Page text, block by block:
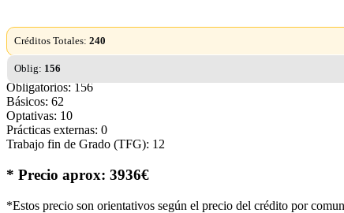
Créditos Totales: 240
Oblig: 156
Obligatorios: 156
Básicos: 62
Optativas: 10
Prácticas externas: 0
Trabajo fin de Grado (TFG): 12
* Precio aprox: 3936€
*Estos precio son orientativos según el precio del crédito por